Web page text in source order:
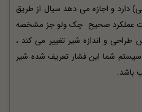
دارد و اجازه می دهد سیال از طریق
عملکرد صحیح چک ولو جز مشخصه
و اندازه شیر تغییر می کند ،
سیستم شما این فشار تعریف شده شیر
باشد.